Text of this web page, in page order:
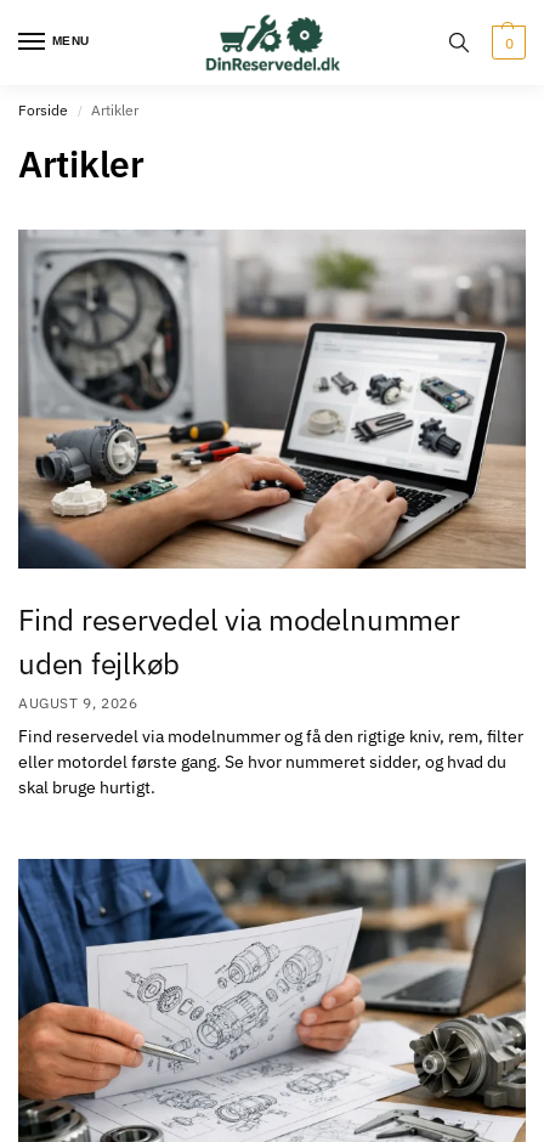
MENU 0
Forside / Artikler
Artikler
Find reservedel via modelnummer
uden fejlkøb
AUGUST 9, 2026
Find reservedel via modelnummer og få den rigtige kniv, rem, filter
eller motordel første gang. Se hvor nummeret sidder, og hvad du
skal bruge hurtigt.